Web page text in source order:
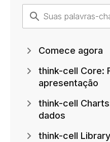
Comece agora
think-cell Core:
apresentação
think-cell
dados
think-cell